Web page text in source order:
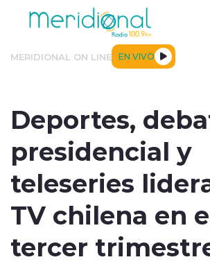
Click acá para ir directamente al
MERIDIONAL ON LINE EN VIVO
modo claro
Deportes,
presidencial y
teleseries
TV chilena en
tercer